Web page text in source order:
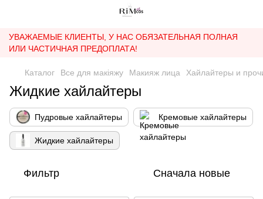
УВАЖАЕМЫЕ КЛИЕНТЫ, У НАС ОБЯЗАТЕЛЬНАЯ ПОЛНАЯ
ИЛИ ЧАСТИЧНАЯ ПРЕДОПЛАТА!
Каталог Все для макіяжу Макияж лица Хайлайтеры и
Жидкие хайлайтеры
Пудровые хайлайтеры Кремовые хайлайтеры
Жидкие хайлайтеры
Фильтр Сначала новые